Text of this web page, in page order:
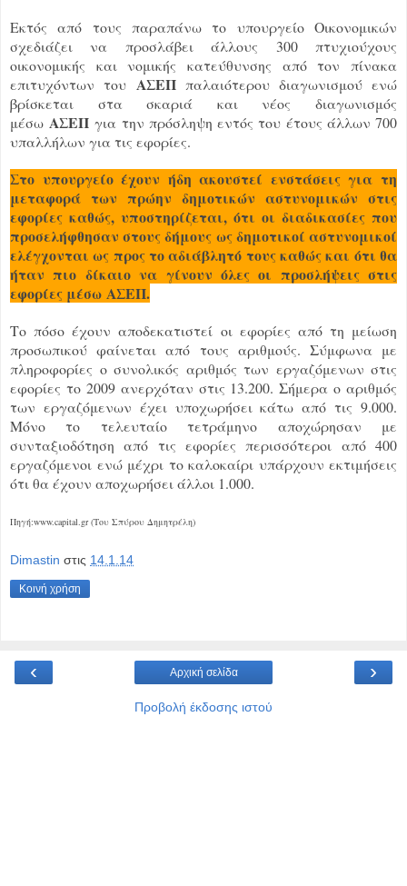
Εκτός από τους παραπάνω το υπουργείο Οικονομικών
σχεδιάζει να προσλάβει άλλους 300 πτυχιούχους
οικονομικής και νομικής κατεύθυνσης από τον πίνακα
επιτυχόντων του ΑΣΕΠπαλαιότερου διαγωνισμού ενώ
βρίσκεται στα σκαριά και νέος διαγωνισμός
μέσω ΑΣΕΠγια την πρόσληψη εντός του έτους άλλων 700
υπαλλήλων για τις εφορίες.
Στο υπουργείο έχουν ήδη ακουστεί ενστάσεις για τη
μεταφορά των πρώην δημοτικών αστυνομικών στις
εφορίες καθώς, υποστηρίζεται, ότι οι διαδικασίες που
προσελήφθησαν στους δήμους ως δημοτικοί αστυνομικοί
ελέγχονται ως προς το αδιάβλητό τους καθώς και ότι θα
ήταν πιο δίκαιο να γίνουν όλες οι προσλήψεις στις
εφορίες μέσω ΑΣΕΠ.
Το πόσο έχουν αποδεκατιστεί οι εφορίες από τη μείωση
προσωπικού φαίνεται από τους αριθμούς. Σύμφωνα με
πληροφορίες ο συνολικός αριθμός των εργαζόμενων στις
εφορίες το 2009 ανερχόταν στις 13.200. Σήμερα ο αριθμός
των εργαζόμενων έχει υποχωρήσει κάτω από τις 9.000.
Μόνο το τελευταίο τετράμηνο αποχώρησαν με
συνταξιοδότηση από τις εφορίες περισσότεροι από 400
εργαζόμενοι ενώ μέχρι το καλοκαίρι υπάρχουν εκτιμήσεις
ότι θα έχουν αποχωρήσει άλλοι 1.000.
Πηγή:www.capital.gr (Του Σπύρου Δημητρέλη)
Dimastin στις 14.1.14
Κοινή χρήση
‹ ›
Αρχική σελίδα
Προβολή έκδοσης ιστού